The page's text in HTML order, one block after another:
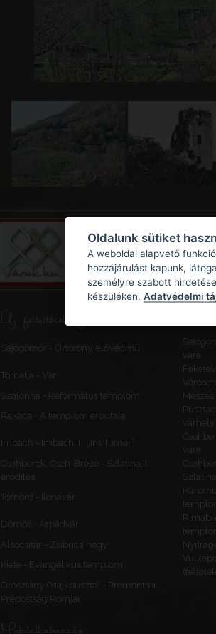
Új feltöltések, frissítések
Sajógömör - Őrtorony, elővédmű
vára
Tornalja - Vár
Szalonna - Református templom
Rakaca - A templom erődfala
várhely
Imbach - Imbach II., „Im Turner”
vára
Csehberek, Cseh-Brézó - Szlatina II.
erődítés
Tömörd - Ilonavár
Dömös - Árpádvár
Alsócsitár - Zsibrica hegy
Kiéte - Evangélikus templom
Oroszlány (Majkpuszta) - Premontrei
Prépostság Romjai
Mobilalkalmazás
Oldalunk sütiket
A weboldal alapvető
hozzájárulást kapunk,
személyre szabott
készüléken. Adatvédelmi